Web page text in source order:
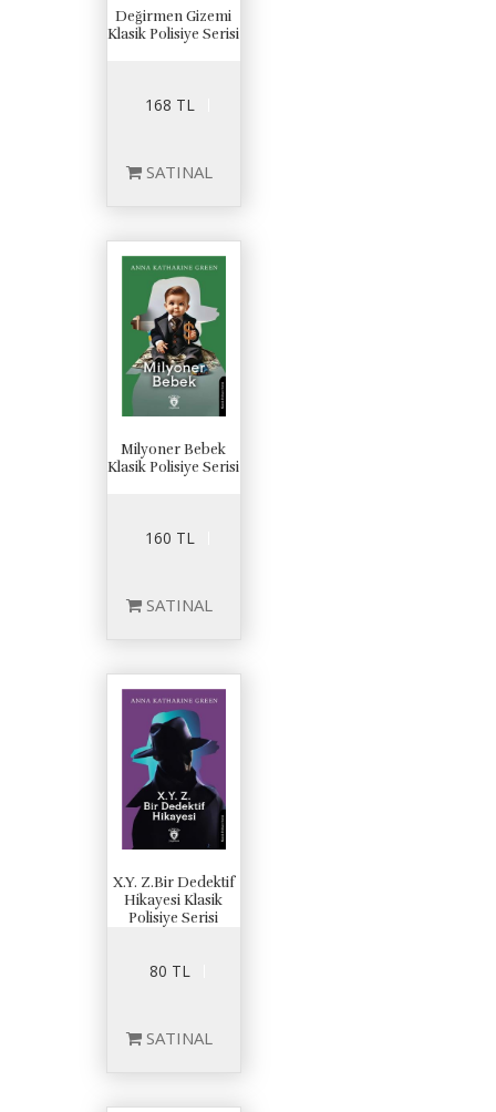
Değirmen Gizemi
Klasik Polisiye Serisi
168 TL
SATINAL
Milyoner Bebek
Klasik Polisiye Serisi
160 TL
SATINAL
X.Y. Z.Bir Dedektif
Hikayesi Klasik
Polisiye Serisi
80 TL
SATINAL